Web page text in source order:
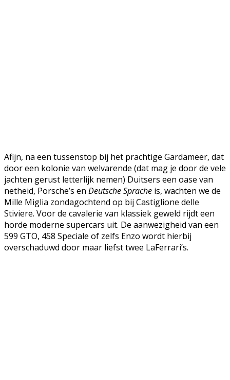
Afijn, na een tussenstop bij het prachtige Gardameer, dat
door een kolonie van welvarende (dat mag je door de vele
jachten gerust letterlijk nemen) Duitsers een oase van
netheid, Porsche’s en Deutsche Sprache is, wachten we de
Mille Miglia zondagochtend op bij Castiglione delle
Stiviere. Voor de cavalerie van klassiek geweld rijdt een
horde moderne supercars uit. De aanwezigheid van een
599 GTO, 458 Speciale of zelfs Enzo wordt hierbij
overschaduwd door maar liefst twee LaFerrari’s.